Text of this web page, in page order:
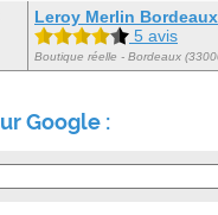
Leroy Merlin Bordeaux
5 avis
Boutique réelle - Bordeaux
Google :